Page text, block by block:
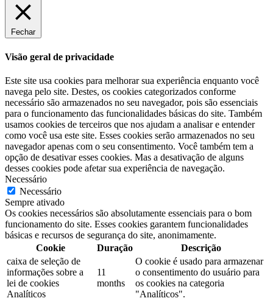
Fechar
Visão geral de privacidade
Este site usa cookies para melhorar sua experiência enquanto você
navega pelo site. Destes, os cookies categorizados conforme
necessário são armazenados no seu navegador, pois são essenciais
para o funcionamento das funcionalidades básicas do site. Também
usamos cookies de terceiros que nos ajudam a analisar e entender
como você usa este site. Esses cookies serão armazenados no seu
navegador apenas com o seu consentimento. Você também tem a
opção de desativar esses cookies. Mas a desativação de alguns
desses cookies pode afetar sua experiência de navegação.
Necessário
Necessário
Sempre ativado
Os cookies necessários são absolutamente essenciais para o bom
funcionamento do site. Esses cookies garantem funcionalidades
básicas e recursos de segurança do site, anonimamente.
Cookie
Duração
Descrição
caixa de seleção de
informações sobre a
lei de cookies
Analíticos
11
months
O cookie é usado para armazenar
o consentimento do usuário para
os cookies na categoria
"Analíticos".